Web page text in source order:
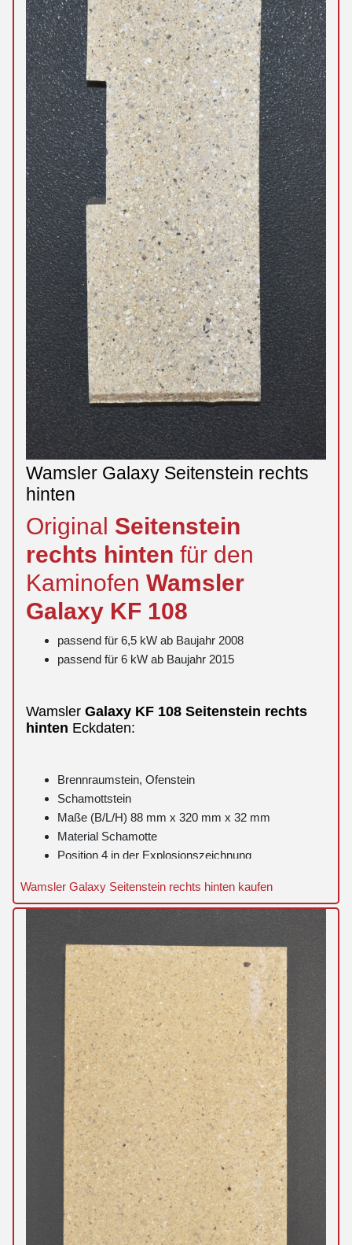
Wamsler Galaxy Seitenstein rechts
hinten
Original Seitenstein
rechts hinten für den
Kaminofen Wamsler
Galaxy KF 108
passend für 6,5 kW ab Baujahr 2008
passend für 6 kW ab Baujahr 2015
Wamsler Galaxy KF 108 Seitenstein rechts
hinten Eckdaten:
Brennraumstein, Ofenstein
Schamottstein
Maße (B/L/H) 88 mm x 320 mm x 32 mm
Material Schamotte
Position 4 in der Explosionszeichnung
Wamsler Galaxy Seitenstein rechts hinten kaufen